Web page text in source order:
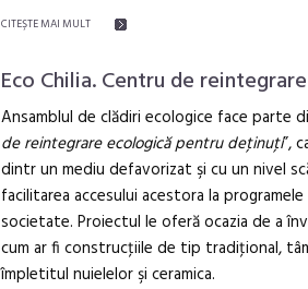
CITEŞTE MAI MULT
Eco Chilia. Centru de
Ansamblul de clădiri ecologice face parte
de reintegrare ecologică pentru deţinuţi”,
dintr un mediu defavorizat şi cu un nivel
facilitarea accesului acestora la
societate. Proiectul le oferă ocazia de a
cum ar fi construcţiile de tip tradiţional,
împletitul nuielelor şi ceramica.